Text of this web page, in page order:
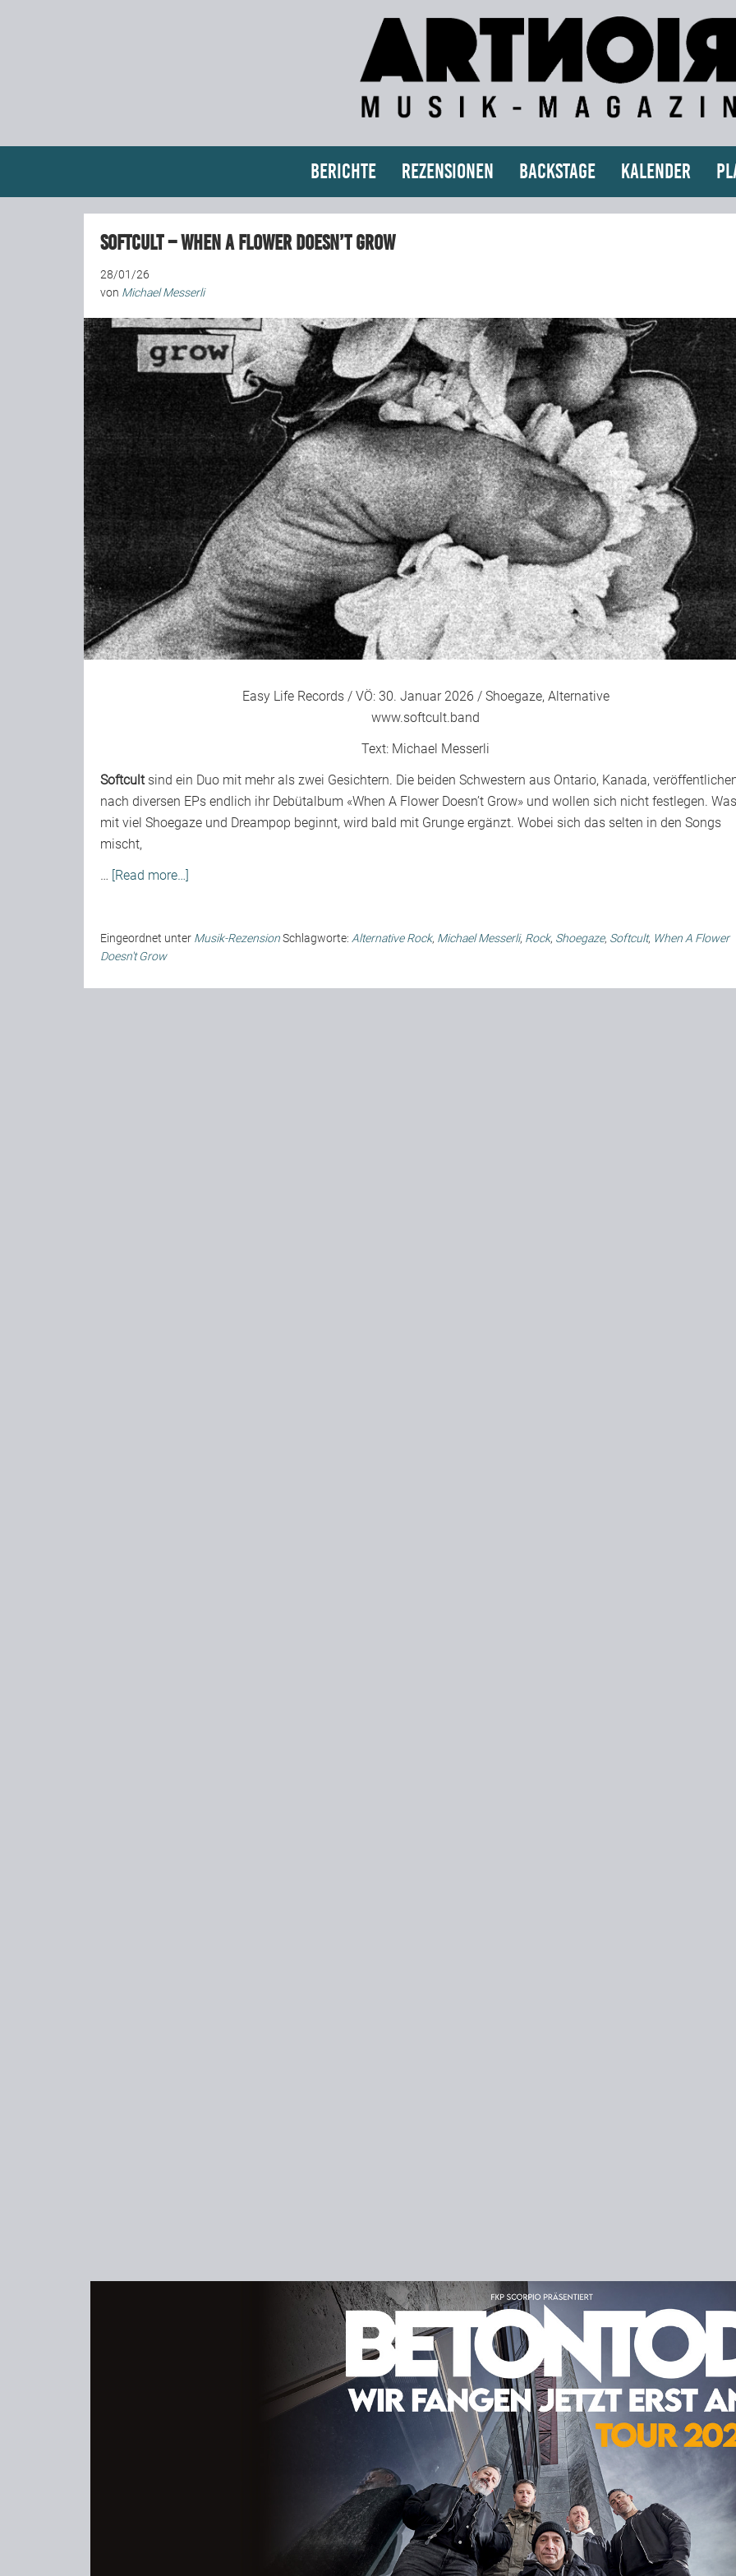
Berichte Rezensionen Backstage Kalender
Softcult – When A Flower Doesn’t Grow
28/01/26
von Michael Messerli
Easy Life Records/ VÖ: 30. Januar 2026 / Shoegaze, Alternative
www.softcult.band
Text: Michael Messerli
Softcultsind ein Duo mit mehr als zwei Gesichtern. Die beiden Schwestern aus Ontario, Kanada,
nach diversen EPs endlich ihr Debütalbum «When A Flower Doesn’t Grow» und wollen sich nicht festlegen. Was
mit viel Shoegaze und Dreampop beginnt, wird bald mit Grunge ergänzt. Wobei sich das selten in den Songs
mischt,
… [Read more…]
Eingeordnet unter Musik-RezensionSchlagworte: Alternative Rock, Michael Messerli, Rock, Shoegaze, Softcult, When A Flower
Doesn't Grow